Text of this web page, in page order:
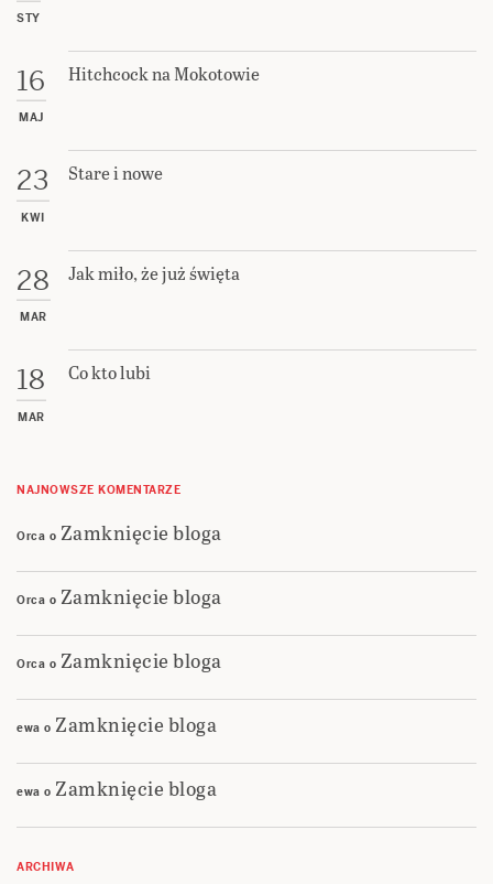
STY
16
MAJ
Hitchcock na Mokotowie
23
KWI
Stare i nowe
28
MAR
Jak miło, że już święta
18
MAR
Co kto lubi
NAJNOWSZE KOMENTARZE
Orca o Zamknięcie bloga
Orca o Zamknięcie bloga
Orca o Zamknięcie bloga
ewa o Zamknięcie bloga
ewa o Zamknięcie bloga
ARCHIWA